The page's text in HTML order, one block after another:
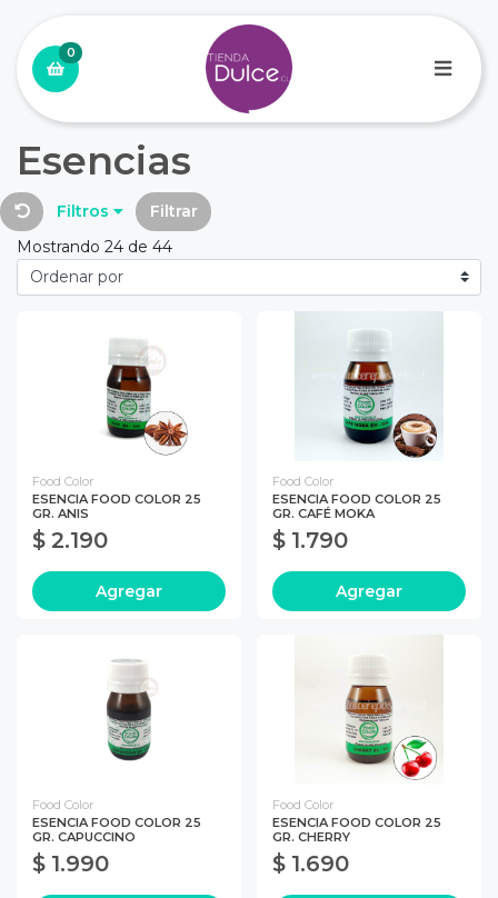
0
Esencias
Filtros
Filtrar
Mostrando 24 de 44
Food Color
ESENCIA FOOD COLOR 25
GR. ANIS
$ 2.190
Agregar
Food Color
ESENCIA FOOD COLOR 25
GR. CAFÉ MOKA
$ 1.790
Agregar
Food Color
ESENCIA FOOD COLOR 25
GR. CAPUCCINO
$ 1.990
Food Color
ESENCIA FOOD COLOR 25
GR. CHERRY
$ 1.690